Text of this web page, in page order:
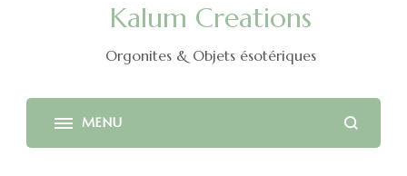
Kalum Creations
Orgonites & Objets ésotériques